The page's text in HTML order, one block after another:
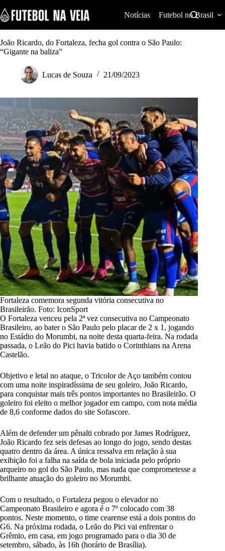
k
i
p
t
o
Notícias Futebol no Brasil
João Ricardo, do Fortaleza, fecha gol contra o São Paulo:
“Gigante na baliza”
Lucas de Souza 21/09/2023
Fortaleza comemora segunda vitória consecutiva no
Brasileirão. Foto: IconSport
O Fortaleza venceu pela 2ª vez consecutiva no Campeonato
Brasileiro, ao bater o São Paulo pelo placar de 2 x 1, jogando
no Estádio do Morumbi, na noite desta quarta-feira. Na rodada
passada, o Leão do Pici havia batido o Corinthians na Arena
Castelão.
Objetivo e letal no ataque, o Tricolor de Aço também contou
com uma noite inspiradíssima de seu goleiro, João Ricardo,
para conquistar mais três pontos importantes no Brasileirão. O
goleiro foi eleito o melhor jogador em campo, com nota média
de 8,6 conforme dados do site Sofascore.
Além de defender um pênalti cobrado por James Rodríguez,
João Ricardo fez seis defesas ao longo do jogo, sendo destas
quatro dentro da área. A única ressalva em relação à sua
exibição foi a falha na saída de bola iniciada pelo próprio
arqueiro no gol do São Paulo, mas nada que comprometesse a
brilhante atuação do goleiro no Morumbi.
Com o resultado, o Fortaleza pegou o elevador no
Campeonato Brasileiro e agora é o 7º colocado com 38
pontos. Neste momento, o time cearense está a dois pontos do
G6. Na próxima rodada, o Leão do Pici vai enfrentar o
Grêmio, em casa, em jogo programado para o dia 30 de
setembro, sábado, às 16h (horário de Brasília).